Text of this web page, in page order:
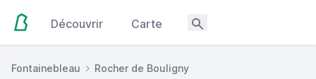
Découvrir Carte
Fontainebleau Rocher de Bouligny